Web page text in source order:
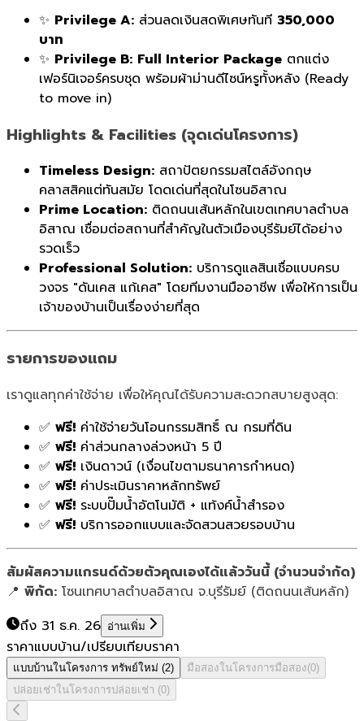
✨ Privilege A: ส่วนลดเงินสดพิเศษทันที 350,000
บาท
✨ Privilege B: Full Interior Package ตกแต่ง
เฟอร์นิเจอร์ครบชุด พร้อมผ้าม่านดีไซน์หรูทั้งหลัง (Ready
to move in)
Highlights & Facilities (จุดเด่นโครงการ)
Timeless Design: สถาปัตยกรรมสไตล์อังกฤษ
คลาสสิคแต่ทันสมัย โดดเด่นที่สุดในโซนอิสาณ
Prime Location: ติดถนนเส้นหลักในเขตเทศบาลตำบล
อิสาณ เชื่อมต่อสถานที่สำคัญในตัวเมืองบุรีรัมย์ได้อย่าง
รวดเร็ว
Professional Solution: บริการดูแลสินเชื่อแบบครบ
วงจร "ดันเคส แก้เคส" โดยทีมงานมืออาชีพ เพื่อให้การเป็น
เจ้าของบ้านเป็นเรื่องง่ายที่สุด
รายการของแถม
เราดูแลทุกค่าใช้จ่าย เพื่อให้คุณได้รับความสะดวกสบายสูงสุด:
✅ ฟรี! ค่าใช้จ่ายวันโอนกรรมสิทธิ์ ณ กรมที่ดิน
✅ ฟรี! ค่าส่วนกลางล่วงหน้า 5 ปี
✅ ฟรี! เงินดาวน์ (เงื่อนไขตามธนาคารกำหนด)
✅ ฟรี! ค่าประเมินราคาหลักทรัพย์
✅ ฟรี! ระบบปั๊มน้ำอัตโนมัติ + แท้งค์น้ำสำรอง
✅ ฟรี! บริการออกแบบและจัดสวนสวยรอบบ้าน
สัมผัสความแกรนด์ด้วยตัวคุณเองได้แล้ววันนี้ (จำนวนจำกัด)
📍 พิกัด: โซนเทศบาลตำบลอิสาณ จ.บุรีรัมย์ (ติดถนนเส้นหลัก)
ถึง 31 ธ.ค. 26 อ่านเพิ่ม
ราคาแบบบ้าน/เปรียบเทียบราคา
แบบบ้านในโครงการ ทรัพย์ใหม่ (2) มือสองในโครงการมือสอง(0)
ปล่อยเช่าในโครงการปล่อยเช่า (0)